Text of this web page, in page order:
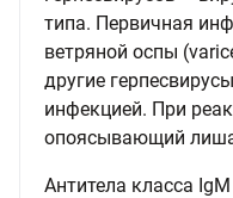
типа. Первичная
ветряной оспы
другие
инфекцией. При
опоясывающий
Антитела класса